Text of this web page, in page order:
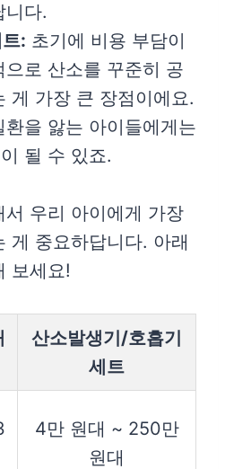
니다.
: 초기에 비용 부담이
으로 산소를 꾸준히 공
게 가장 큰 장점이에요.
환을 앓는 아이들에게는
될 수 있죠.
서 우리 아이에게 가장
게 중요하답니다. 아래
보세요!
산소발생기/호흡기
세트
4만 원대 ~ 250만
원대